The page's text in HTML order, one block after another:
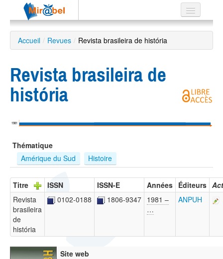
Le réseau
Soutien
Listes
Recherche
EN
ES
?
Accueil / Revues / Revista brasileira de história
Revista brasileira de
história
1981
Thématique
Amérique du Sud
Histoire
Titre ISSN ISSN-E Années Éditeurs
Revista
brasileira
de
história
0102-0188 1806-9347 1981 –
…
ANPUH
Site web